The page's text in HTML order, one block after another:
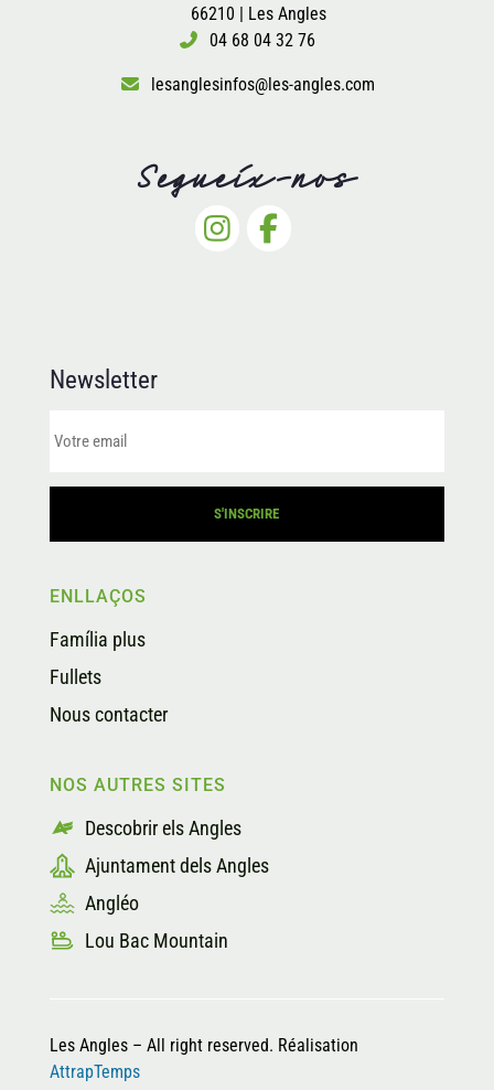
66210 | Les Angles
04 68 04 32 76
lesanglesinfos@les-angles.com
Segueix-nos
Newsletter
ENLLAÇOS
Família plus
Fullets
Nous contacter
NOS AUTRES SITES
Descobrir els Angles
Ajuntament dels Angles
Angléo
Lou Bac Mountain
Les Angles – All right reserved. Réalisation
AttrapTemps